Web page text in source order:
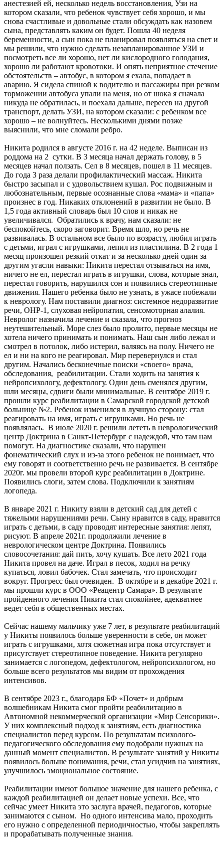
анестезией ей, несколько недель восстановления, Узи на
котором сказали, что ребенок чувствует себя хорошо, и мы
снова счастливые и довольные стали обсуждать как назовем
сына, представлять каким он будет. Пошла 40 неделя
беременности, а сын пока не планировал появляться на свет и
мы решили, что нужно сделать незапланированное УЗИ и
посмотреть все ли хорошо, нет ли кислородного голодания,
хорошо ли работают кровотоки. И опять неприятное стечение
обстоятельств – автобус, в котором я ехала, попадает в
аварию. Я сидела спиной к водителю и пассажиры при резком
торможении автобуса упали на меня, но от шока я сначала
никуда не обратилась, и поехала дальше, пересев на другой
транспорт, делать УЗИ, на котором сказали: с ребенком все
хорошо – не волнуйтесь. Несколькими днями позже
выяснили, что мне сломали ребро.
Никита родился в августе 2016 г. на 42 неделе. Выписан из
роддома на 2 сутки. В 3 месяца начал держать голову, в 5
месяцев начал ползать. Сел в 8 месяцев, пошел в 11 месяцев.
До года 3 раза делали профилактический массаж. Никита
быстро засыпал и с удовольствием кушал. Рос подвижным и
любознательным, первые осознанные слова «мама» и «папа»
произнес в год. Никаких отклонений в развитии не было. В
1,5 года активный словарь был 10 слов и никак не
увеличивался. Обратились к врачу, нам сказали: не
беспокойтесь, скоро заговорит. Время шло, но речь не
развивалась. В остальном все было по возрасту, любил играть
с детьми, играл с игрушками, лепил из пластилина. В 2 года 1
месяц произошел резкий откат и за несколько дней один за
другим угасли навыки: Никита перестал отзываться на имя,
ничего не ел, перестал играть в игрушки, слова, которые знал,
перестал говорить, нарушился сон и появились стереотипные
движения. Нашего ребенка было не узнать, в ужасе побежали
к неврологу. Нам поставили диагноз: системное недоразвитие
речи, ОНР-1, слуховая нейропатия, сенсомоторная алалия.
Невролог назначила лечение и сказала, что прогноз
неутешительный. Море слез было пролито, первые месяцы не
хотела ничего принимать и понимать. Наш сын либо лежал и
смотрел в потолок, либо истерил, валяясь на полу. Ничего не
ел и ни на кого не реагировал. Мир перевернулся и стал
другим. Начались бесконечные поиски «своего» врача,
обследования, реабилитации. Стали ходить на занятия к
нейропсихологу, дефектологу. Один день сменялся другим,
шли месяцы, сдвиги были минимальные. В сентябре 2019 г.
прошли курс реабилитации в Самарской городской детской
больнице №2. Ребенок изменился в лучшую сторону: стал
реагировать на имя, играть с игрушками. Но речь не
появлялась. В июле 2020 г. решили лететь в неврологический
центр Доктрина в Санкт-Петербург с надеждой, что там нам
помогут. На диагностике сказали, что нарушен
фонематический слух и из-за этого ребенок не понимает, что
ему говорят и соответственно речь не развивается. В сентябре
2020г. мы провели второй курс реабилитации в Доктрине.
Появились слоги, затем слова. Подключили к занятиям
логопеда.
В январе 2021 г. Никиту взяли в детский сад для детей с
тяжелыми нарушениями речи. Сыну нравится в саду, нравится
играть с детьми, в саду проводят интересные занятия: лепят,
рисуют. В апреле 2021г. продолжили лечение в
неврологическом центре Доктрина. Появились
словосочетания: дай пить, хочу кушать. Все лето 2021 года
Никита провел на даче. Играл в песок, ходил на речку
купаться, ловил бабочек. Стал замечать, что происходит
вокруг. Прогресс был очевиден. В октябре и в декабре 2021 г.
мы прошли курс в ООО «Реацентр Самара». В результате
пройденного лечения Никита стал спокойнее, адекватнее
ведет себя в общественных местах.
Сейчас нашему мальчику уже 7 лет, в результате реабилитаций
у Никиты появилось больше уверенности в себе, он может
играть с игрушками, хотя сюжетная игра пока отсутствует и
присутствует стереотипное поведение. Никита регулярно
занимается с логопедом, дефектологом, нейропсихологом, но
больше всего результатов мы видим от прохождения
интенсивов.
В сентябре 2023 г., благодаря БФ «Почет» и добрым
волшебникам Никита смог пройти реабилитацию в
Автономной некоммерческой организации «Мир Сенсорики».
У них комплексный подход к занятиям, есть диагностика
специалистов перед курсом. По результатам психолого-
педагогического обследования ему подобрали нужных на
данный момент специалистов. В результате занятий у Никиты
появилось больше понимания, речи, стал усидчив на занятиях,
улучшилось эмоциональное состояние.
Реабилитации имеют большое значение для нашего ребенка, c
каждой реабилитацией он делает новые успехи. Все, что
сейчас умеет Никита это заслуга врачей, педагогов, которые
занимаются с сыном. Но одного интенсива мало, проходить
его нужно с определенной периодичностью, чтобы закреплять
и прорабатывать полученные знания.